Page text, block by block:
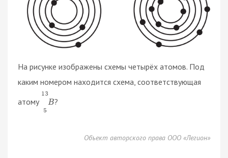
На рисунке изображены схемы четырёх атомов. Под
каким номером находится схема, соответствующая
атому
13
5
B?
Объект авторского права ООО «Легион»